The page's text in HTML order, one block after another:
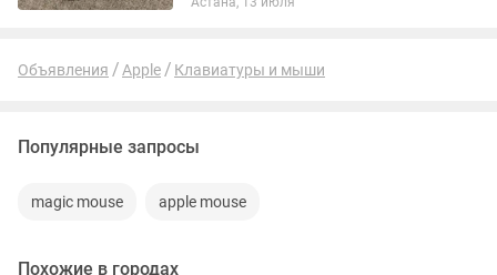
неудобен для длительной работы,
Объявления Apple Клавиатуры и мыши
Популярные запросы
magic mouse apple mouse
Похожие в городах